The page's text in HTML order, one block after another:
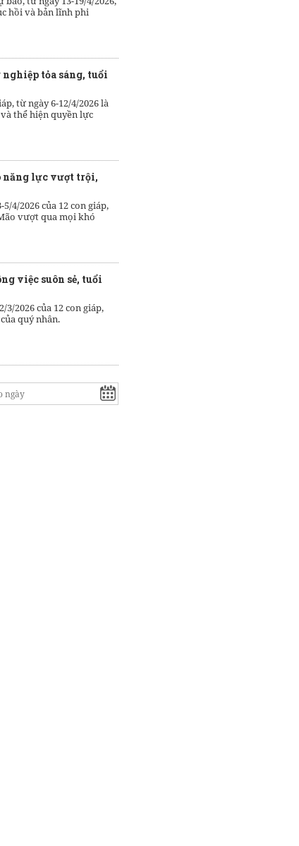
hồi và bản lĩnh phi
tỏa sáng, tuổi
từ ngày 6-12/4/2026 là
thể hiện quyền lực
năng lực vượt trội,
4/2026 của 12 con giáp,
vượt qua mọi khó
việc suôn sẻ, tuổi
2026 của 12 con giáp,
quý nhân.